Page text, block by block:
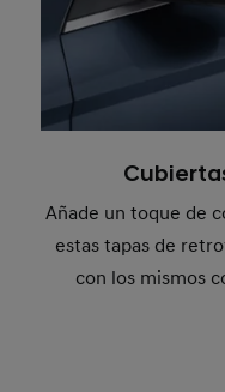
Añade un toque de
estas tapas de
con los mismos